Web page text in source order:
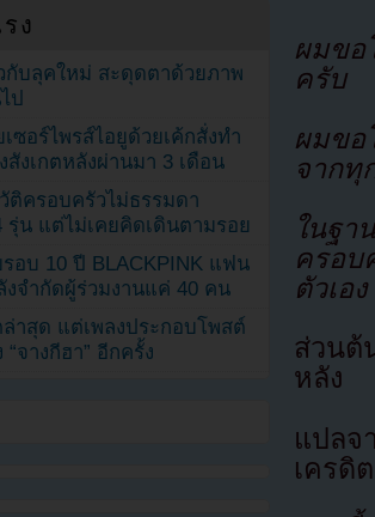
ผมขอ
ครับ
ผมขอ
จากทุ
ในฐ
ครอบ
ตัวเอ
ส่วนต้
หลัง
แปล
เครดิ
ง
กับลุคใหม่ สะดุดตาด้วยภาพ
ป
ซอร์ไพรส์ไอยูด้วยเค้กสั่งทำ
สังเกตหลังผ่านมา 3 เดือน
ติครอบครัวไม่ธรรมดา
น แต่ไม่เคยคิดเดินตามรอย
อบ 10 ปี BLACKPINK แฟน
จำกัดผู้ร่วมงานแค่ 40 คน
าสุด แต่เพลงประกอบโพสต์
จางกีฮา” อีกครั้ง